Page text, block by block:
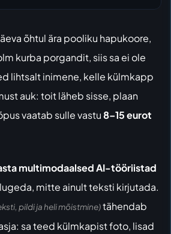
õhtul ära pooliku hapukoore,
kurba porgandit, siis sa ei ole
lihtsalt inimene, kelle külmkapp
auk: toit läheb sisse, plaan
vaatab sulle vastu8–15 eurot
multimodaalsed AI-tööriistad
mitte ainult teksti kirjutada.
pildi ja heli mõistmine)tähendab
sa teed külmkapist foto, lisad